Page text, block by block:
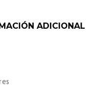
ADICIONAL